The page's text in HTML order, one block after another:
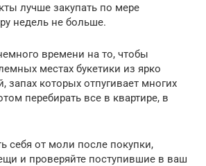
лучше закупать по мере
недель не больше.
времени на то, чтобы
местах букетики из ярко
запах которых отпугивает многих
перебирать все в квартире, в
себя от моли после покупки,
и проверяйте поступившие в ваш